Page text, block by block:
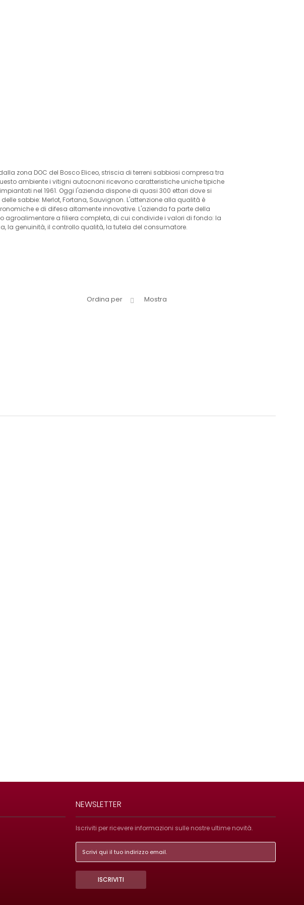
zona DOC del Bosco Eliceo, striscia di terreni sabbiosi compresa tra
ambiente i vitigni autocnoni ricevono caratteristiche uniche tipiche
nel 1961. Oggi l'azienda dispone di quasi 300 ettari dove si
sabbie: Merlot, Fortana, Sauvignon. L'attenzione alla qualità è
e di difesa altamente innovative. L'azienda fa parte della
agroalimentare a filiera completa, di cui condivide i valori di fondo: la
la genuinità, il controllo qualità, la tutela del consumatore.
Mostra
Ordina per
NEWSLETTER
Iscriviti per ricevere informazioni sulle nostre ultime novità.
ISCRIVITI